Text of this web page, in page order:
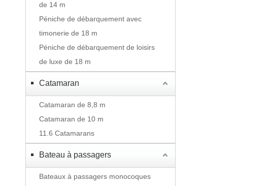
de 14 m
Péniche de débarquement avec
timonerie de 18 m
Péniche de débarquement de loisirs
de luxe de 18 m
Catamaran
Catamaran de 8,8 m
Catamaran de 10 m
11.6 Catamarans
Bateau à passagers
Bateaux à passagers monocoques